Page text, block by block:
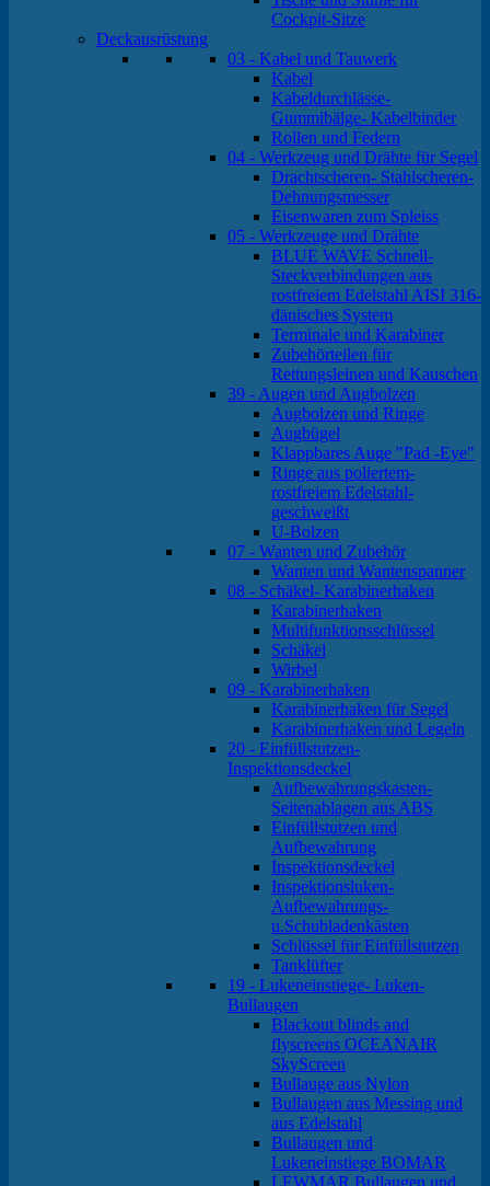
Cockpit-Sitze
Deckausrüstung
03 - Kabel und Tauwerk
Kabel
Kabeldurchlässe-
Gummibälge- Kabelbinder
Rollen und Federn
04 - Werkzeug und Drähte für Segel
Drachtscheren- Stahlscheren-
Dehnungsmesser
Eisenwaren zum Spleiss
05 - Werkzeuge und Drähte
BLUE WAVE Schnell-
Steckverbindungen aus
rostfreiem Edelstahl AISI 316-
dänisches System
Terminale und Karabiner
Zubehörteilen für
Rettungsleinen und Kauschen
39 - Augen und Augbolzen
Augbolzen und Ringe
Augbügel
Klappbares Auge "Pad -Eye"
Ringe aus poliertem-
rostfreiem Edelstahl-
geschweißt
U-Bolzen
07 - Wanten und Zubehör
Wanten und Wantenspanner
08 - Schäkel- Karabinerhaken
Karabinerhaken
Multifunktionsschlüssel
Schäkel
Wirbel
09 - Karabinerhaken
Karabinerhaken für Segel
Karabinerhaken und Legeln
20 - Einfüllstutzen-
Inspektionsdeckel
Aufbewahrungskasten-
Seitenablagen aus ABS
Einfüllstutzen und
Aufbewahrung
Inspektionsdeckel
Inspektionsluken-
Aufbewahrungs-
u.Schubladenkästen
Schlüssel für Einfüllstutzen
Tanklüfter
19 - Lukeneinstiege- Luken-
Bullaugen
Blackout blinds and
flyscreens OCEANAIR
SkyScreen
Bullauge aus Nylon
Bullaugen aus Messing und
aus Edelstahl
Bullaugen und
Lukeneinstiege BOMAR
LEWMAR Bullaugen und